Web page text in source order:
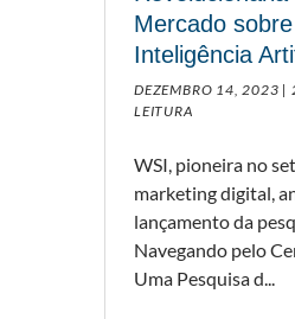
Mercado sobre
Inteligência
DEZEMBRO 14, 2023 |
LEITURA
WSI, pioneira no
marketing digital,
lançamento da
Navegando pelo
Uma Pesquisa d...